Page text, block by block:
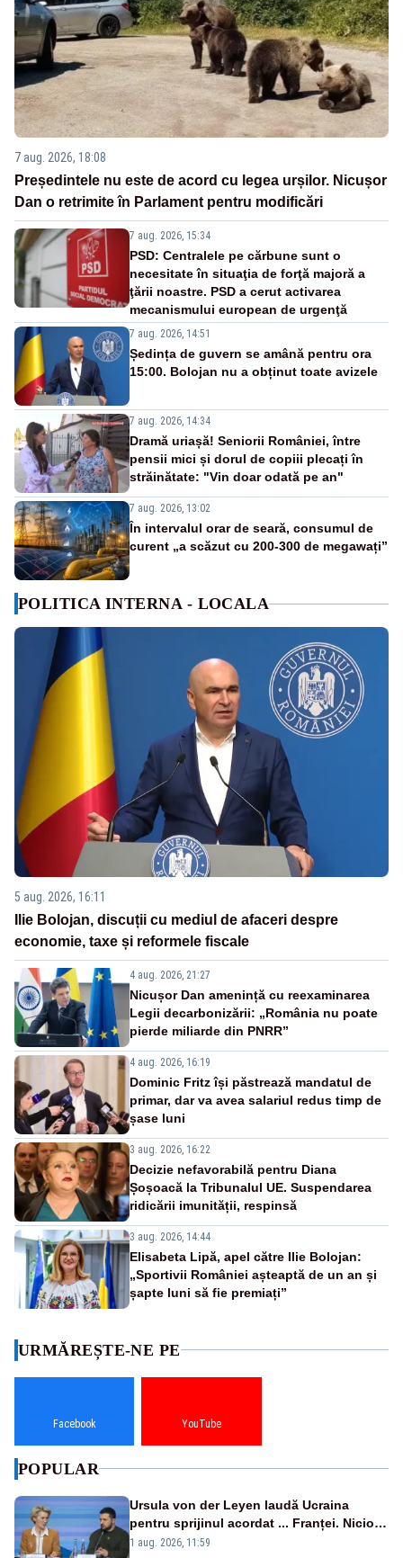
7 aug. 2026, 18:08
Președintele nu este de acord cu legea urșilor. Nicușor
Dan o retrimite în Parlament pentru modificări
7 aug. 2026, 15:34
PSD: Centralele pe cărbune sunt o
necesitate în situaţia de forţă majoră a
ţării noastre. PSD a cerut activarea
mecanismului european de urgenţă
7 aug. 2026, 14:51
Ședința de guvern se amână pentru ora
15:00. Bolojan nu a obținut toate avizele
7 aug. 2026, 14:34
Dramă uriașă! Seniorii României, între
pensii mici și dorul de copiii plecați în
străinătate: "Vin doar odată pe an"
7 aug. 2026, 13:02
În intervalul orar de seară, consumul de
curent „a scăzut cu 200-300 de megawați”
POLITICA INTERNA - LOCALA
5 aug. 2026, 16:11
Ilie Bolojan, discuții cu mediul de afaceri despre
economie, taxe și reformele fiscale
4 aug. 2026, 21:27
Nicușor Dan amenință cu reexaminarea
Legii decarbonizării: „România nu poate
pierde miliarde din PNRR”
4 aug. 2026, 16:19
Dominic Fritz își păstrează mandatul de
primar, dar va avea salariul redus timp de
șase luni
3 aug. 2026, 16:22
Decizie nefavorabilă pentru Diana
Șoșoacă la Tribunalul UE. Suspendarea
ridicării imunității, respinsă
3 aug. 2026, 14:44
Elisabeta Lipă, apel către Ilie Bolojan:
„Sportivii României așteaptă de un an și
șapte luni să fie premiați”
URMĂREȘTE-NE PE
Facebook YouTube
POPULAR
Ursula von der Leyen laudă Ucraina
pentru sprijinul acordat ... Franței. Nicio
reacție privind ajutorul energetic promis
1 aug. 2026, 11:59